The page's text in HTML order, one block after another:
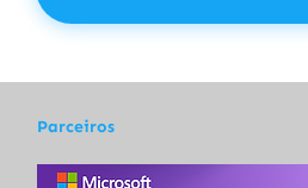
Parceiros